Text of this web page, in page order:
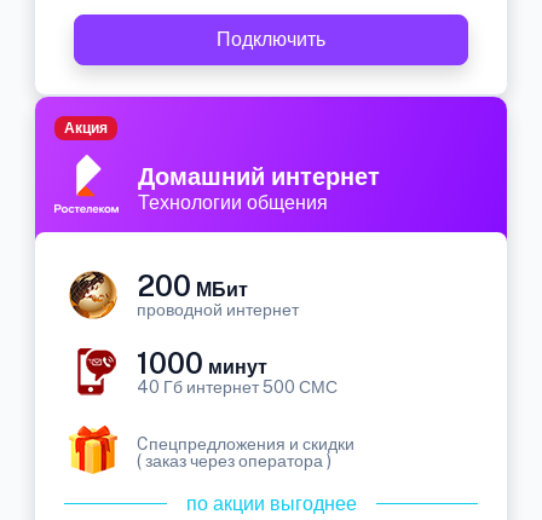
Подключить
Домашний интернет
Технологии общения
Акция
200 МБит
проводной интернет
1000 минут
40 Гб интернет 500 СМС
Cпецпредложения и скидки
( заказ через оператора )
по акции выгоднее